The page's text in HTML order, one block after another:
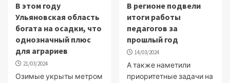
В этом году
Ульяновская область
богата на осадки, что
однозначный плюс
для аграриев
21/03/2024
Озимые укрыты метром
В регионе подвели
итоги работы
педагогов за
прошлый год
14/03/2024
А также наметили
приоритетные задачи на